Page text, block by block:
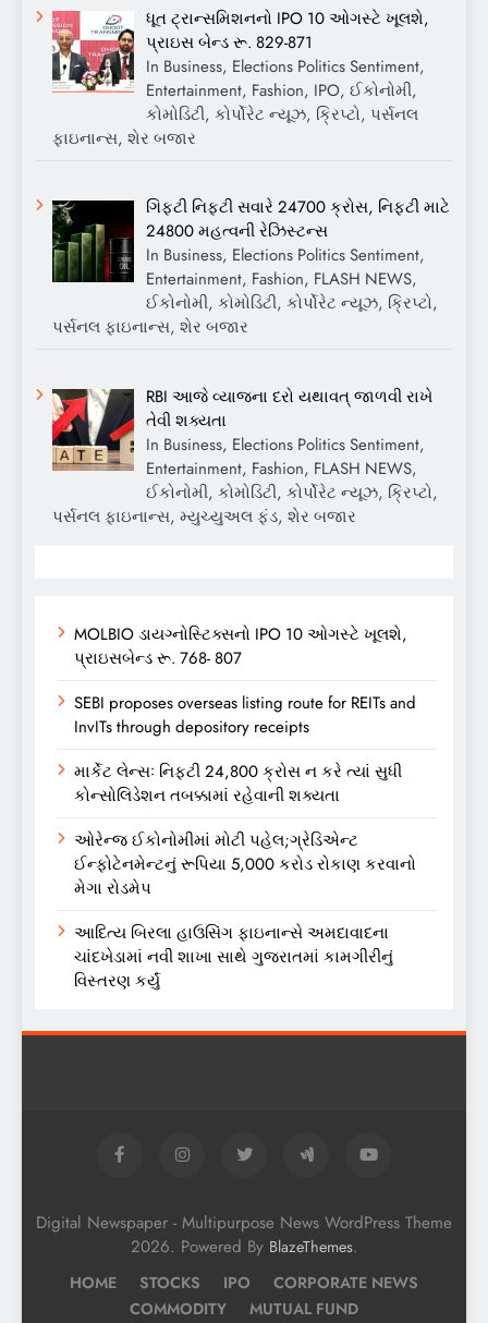
ધૂત ટ્રાન્સમિશનનો IPO 10 ઓગસ્ટે ખૂલશે,
પ્રાઇસ બેન્ડ રૂ. 829-871
In Business, Elections Politics Sentiment,
Entertainment, Fashion, IPO, ઈકોનોમી,
કોમોડિટી, કોર્પોરેટ ન્યૂઝ, ક્રિપ્ટો, પર્સનલ
ફાઇનાન્સ, શેર બજાર
ગિફ્ટી નિફ્ટી સવારે 24700 ક્રોસ, નિફ્ટી માટે
24800 મહત્વની રેઝિસ્ટન્સ
In Business, Elections Politics Sentiment,
Entertainment, Fashion, FLASH NEWS,
ઈકોનોમી, કોમોડિટી, કોર્પોરેટ ન્યૂઝ, ક્રિપ્ટો,
પર્સનલ ફાઇનાન્સ, શેર બજાર
RBI આજે વ્યાજના દરો યથાવત્ જાળવી રાખે
તેવી શક્યતા
In Business, Elections Politics Sentiment,
Entertainment, Fashion, FLASH NEWS,
ઈકોનોમી, કોમોડિટી, કોર્પોરેટ ન્યૂઝ, ક્રિપ્ટો,
પર્સનલ ફાઇનાન્સ, મ્યુચ્યુઅલ ફંડ, શેર બજાર
MOLBIO ડાયગ્નોસ્ટિક્સનો IPO 10 ઓગસ્ટે ખૂલશે,
પ્રાઇસબેન્ડ રૂ. 768- 807
SEBI proposes overseas listing route for REITs and
InvITs through depository receipts
માર્કેટ લેન્સઃ નિફ્ટી 24,800 ક્રોસ ન કરે ત્યાં સુધી
કોન્સોલિડેશન તબક્કામાં રહેવાની શક્યતા
ઓરેન્જ ઈકોનોમીમાં મોટી પહેલ;ગ્રેડિએન્ટ
ઈન્ફોટેનમેન્ટનું રૂપિયા 5,000 કરોડ રોકાણ કરવાનો
મેગા રોડમેપ
આદિત્ય બિરલા હાઉસિંગ ફાઇનાન્સે અમદાવાદના
ચાંદખેડામાં નવી શાખા સાથે ગુજરાતમાં કામગીરીનું
વિસ્તરણ કર્યું
Digital Newspaper - Multipurpose News WordPress Theme
2026. Powered By BlazeThemes.
HOME STOCKS IPO
CORPORATE NEWS
COMMODITY
MUTUAL FUND